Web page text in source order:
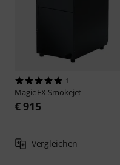
1
Magic FX Smokejet
€ 915
Vergleichen